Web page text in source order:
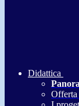
Didattica
Offerta